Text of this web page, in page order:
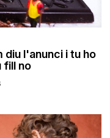
diu l'anunci i tu ho
fill no